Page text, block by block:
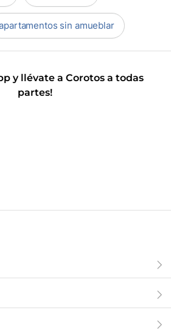
sin amueblar
y llévate a Corotos a todas
partes!